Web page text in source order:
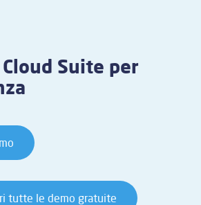
Suite per
tutte le demo gratuite